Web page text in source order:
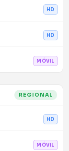
HD
HD
MÓVIL
REGIONAL
HD
MÓVIL